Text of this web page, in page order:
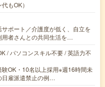
もOK）
ポート／介護度が低く、自立を
用者さんとの共同生活を…
/ パソコンスキル不要 / 英語力不
OK・10名以上採用※週16時間未
日雇派遣禁止の例…